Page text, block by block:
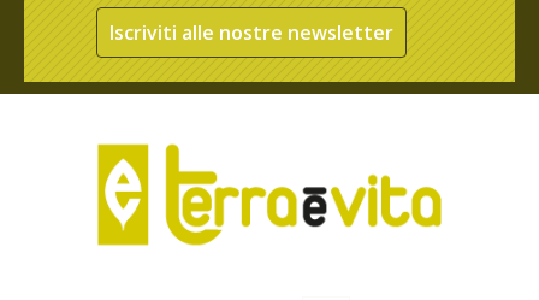
Iscriviti alle nostre newsletter